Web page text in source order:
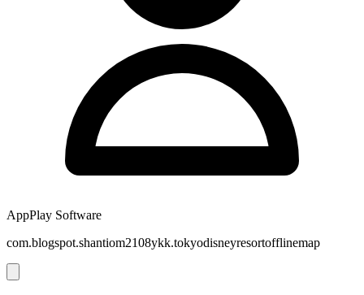
AppPlay Software
com.blogspot.shantiom2108ykk.tokyodisneyresortofflinemap